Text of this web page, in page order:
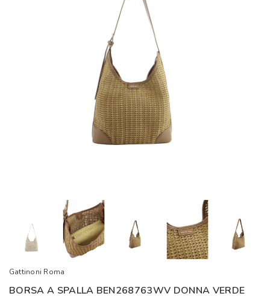
Gattinoni Roma
BORSA A SPALLA BEN268763WV DONNA VERDE